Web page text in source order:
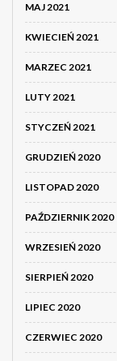
MAJ 2021
KWIECIEŃ 2021
MARZEC 2021
LUTY 2021
STYCZEŃ 2021
GRUDZIEŃ 2020
LISTOPAD 2020
PAŹDZIERNIK 2020
WRZESIEŃ 2020
SIERPIEŃ 2020
LIPIEC 2020
CZERWIEC 2020